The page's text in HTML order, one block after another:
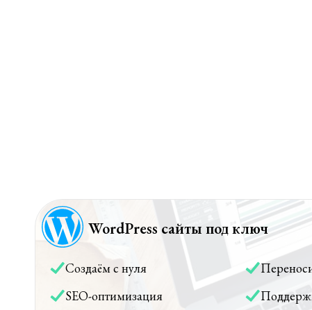
WordPress сайты под ключ
Создаём с нуля
SEO-оптимизация